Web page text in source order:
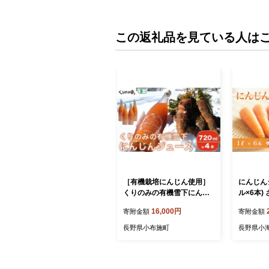
この返礼品を見ている人は
［有機栽培にんじん使用］
くりのみの有機雪下にんじ
［くりのみ園］ 野菜ジュー
ス 有機人参ジュース ［H-8
寄附金額 16,000円
長野県小布施町
にんじ
ル×6本)
贈り物
野県小海
寄附金額
長野県小